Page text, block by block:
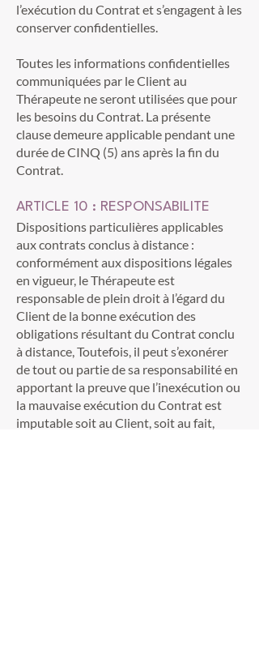
l’exécution du Contrat et s’engagent à les
conserver confidentielles.
Toutes les informations confidentielles
communiquées par le Client au
Thérapeute ne seront utilisées que pour
les besoins du Contrat. La présente
clause demeure applicable pendant une
durée de CINQ (5) ans après la fin du
Contrat.
ARTICLE 10 : RESPONSABILITE
Dispositions particulières applicables
aux contrats conclus à distance :
conformément aux dispositions légales
en vigueur, le Thérapeute est
responsable de plein droit à l’égard du
Client de la bonne exécution des
obligations résultant du Contrat conclu
à distance, Toutefois, il peut s’exonérer
de tout ou partie de sa responsabilité en
apportant la preuve que l’inexécution ou
la mauvaise exécution du Contrat est
imputable soit au Client, soit au fait,